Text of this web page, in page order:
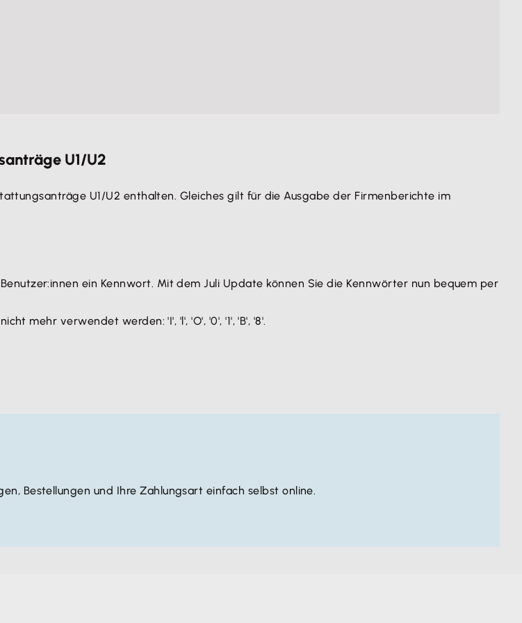
U1/U2
U1/U2 enthalten. Gleiches gilt für die Ausgabe der Firmenberichte im
ein Kennwort. Mit dem Juli Update können Sie die Kennwörter nun bequem per
mehr verwendet werden: 'I', 'l', 'O', '0', '1', 'B', '8'.
Bestellungen und Ihre Zahlungsart einfach selbst online.